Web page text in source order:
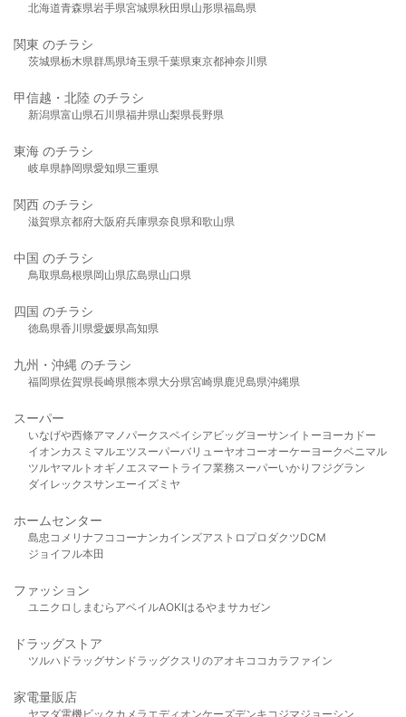
北海道青森県岩手県宮城県秋田県山形県福島県
関東 のチラシ
茨城県栃木県群馬県埼玉県千葉県東京都神奈川県
甲信越・北陸 のチラシ
新潟県富山県石川県福井県山梨県長野県
東海 のチラシ
岐阜県静岡県愛知県三重県
関西 のチラシ
滋賀県京都府大阪府兵庫県奈良県和歌山県
中国 のチラシ
鳥取県島根県岡山県広島県山口県
四国 のチラシ
徳島県香川県愛媛県高知県
九州・沖縄 のチラシ
福岡県佐賀県長崎県熊本県大分県宮崎県鹿児島県沖縄県
スーパー
いなげや西條アマノパークスベイシア ビッグヨーサンイトーヨーカドー
イオンカスミ マルエツスーパーバリューヤオコーオーケー ヨークベニマル
ツルヤマルト オギノ エスマート ライフ業務スーパーいかり フジグラン
ダイレックスサンエーイズミヤ
ホームセンター
島忠 コメリ ナフコ コーナンカインズアストロプロダクツDCM
ジョイフル本田
ファッション
ユニクロ しまむら アベイルAOKIはるやま サカゼン
ドラッグストア
ツルハドラッグサンドラッグクスリのアオキ ココカラファイン
家電量販店
ヤマダ電機ビックカメラ エディオンケーズデンキ コジマジョーシン